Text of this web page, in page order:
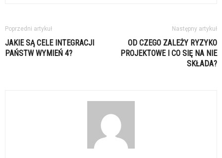
Poprzedni artykuł
JAKIE SĄ CELE INTEGRACJI
PAŃSTW WYMIEŃ 4?
Następny artykuł
OD CZEGO ZALEŻY RYZYKO
PROJEKTOWE I CO SIĘ NA NIE
SKŁADA?